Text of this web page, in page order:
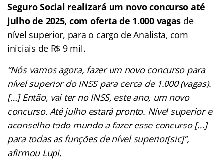
Seguro Social realizará um novo concurso até
julho de 2025, com oferta de 1.000 vagas de
nível superior, para o cargo de Analista, com
iniciais de R$ 9 mil.
“Nós vamos agora, fazer um novo concurso para
nível superior do INSS para cerca de 1.000 (vagas).
[…] Então, vai ter no INSS, este ano, um novo
concurso. Até julho estará pronto. Nível superior e
aconselho todo mundo a fazer esse concurso […]
para todas as funções de nível superior[sic]”,
afirmou Lupi.